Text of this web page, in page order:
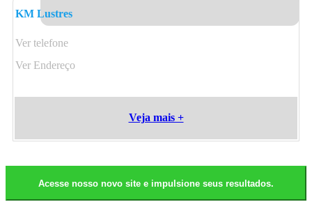
KM Lustres
Ver telefone
Ver Endereço
Veja mais +
Acesse nosso novo site e impulsione seus resultados.